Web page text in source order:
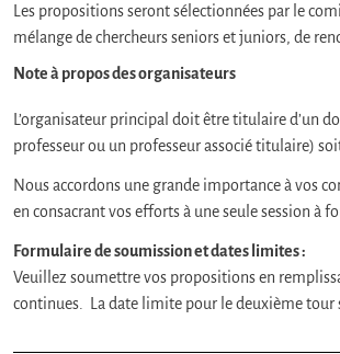
Les propositions seront sélectionnées par le
mélange de chercheurs seniors et juniors, de
Note à propos des organisateurs
L’organisateur principal doit être titulaire d’un
professeur ou un professeur associé titulaire)
Nous accordons une grande importance à vos
en consacrant vos efforts à une seule session à
Formulaire de soumission et dates limites :
Veuillez soumettre vos propositions en
continues. La date limite pour le deuxième tour